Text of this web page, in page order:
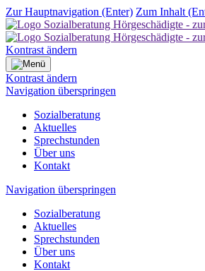
Zur Hauptnavigation (Enter) Zum Inhalt
Kontrast ändern
Kontrast ändern
Navigation überspringen
Sozialberatung
Aktuelles
Sprechstunden
Über uns
Kontakt
Navigation überspringen
Sozialberatung
Aktuelles
Sprechstunden
Über uns
Kontakt